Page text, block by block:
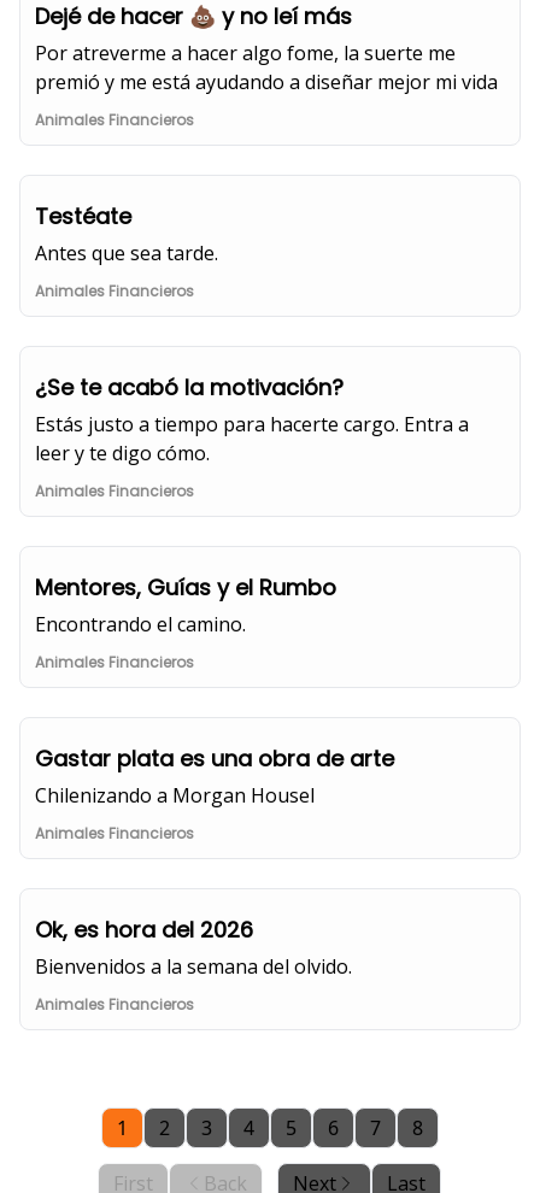
Dejé de hacer 💩 y no leí más
Por atreverme a hacer algo fome, la suerte me
premió y me está ayudando a diseñar mejor mi vida
Animales Financieros
Testéate
Antes que sea tarde.
Animales Financieros
¿Se te acabó la motivación?
Estás justo a tiempo para hacerte cargo. Entra a
leer y te digo cómo.
Animales Financieros
Mentores, Guías y el Rumbo
Encontrando el camino.
Animales Financieros
Gastar plata es una obra de arte
Chilenizando a Morgan Housel
Animales Financieros
Ok, es hora del 2026
Bienvenidos a la semana del olvido.
Animales Financieros
First Back
1 2 3 4 5 6 7 8
Next Last